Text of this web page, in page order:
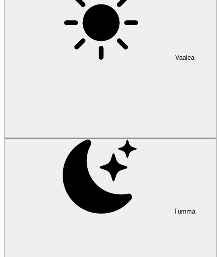
Vaalea
Tumma